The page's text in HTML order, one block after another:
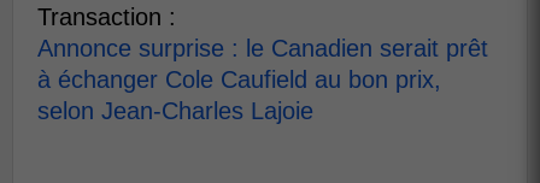
Transaction :
Annonce surprise : le Canadien serait prêt
à échanger Cole Caufield au bon prix,
selon Jean-Charles Lajoie